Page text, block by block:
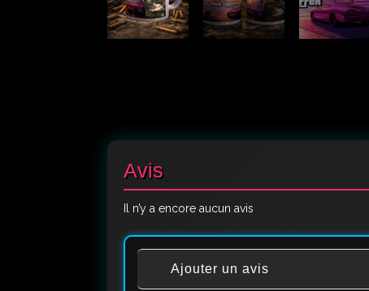
Avis
Il n’y a encore aucun avis
Ajouter un avis